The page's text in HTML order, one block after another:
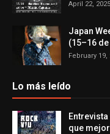
April 22, 2025
Japan
(15–16
February 19,
Lo más leído
que